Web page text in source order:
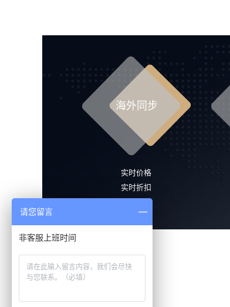
海外同步
实时价格
实时折扣
请您留言
非客服上班时间